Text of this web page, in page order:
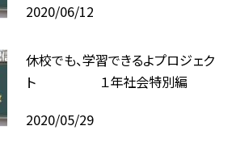
2020/06/12
休校でも、学習できるよプロジェク
ト １年社会特別編
2020/05/29